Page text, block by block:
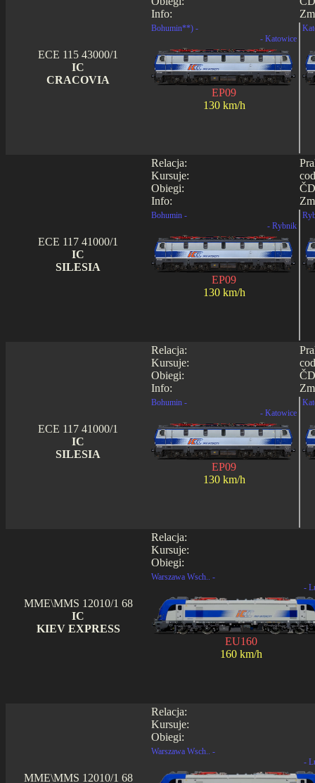
Info:
ECE 115 43000/1
IC
CRACOVIA
Bohumin**) -
- Katowice
EP09
130 km/h
Relacja:
Kursuje:
Obiegi:
Info:
ECE 117 41000/1
IC
SILESIA
Bohumin -
- Rybnik
EP09
130 km/h
Relacja:
Kursuje:
Obiegi:
Info:
ECE 117 41000/1
IC
SILESIA
Bohumin -
- Katowice
EP09
130 km/h
Relacja:
Kursuje:
Obiegi:
MME\MMS 12010/1 68
IC
KIEV EXPRESS
Warszawa Wsch.. -
-
EU160
160 km/h
Relacja:
Kursuje:
Obiegi:
MME\MMS 12010/1 68
Warszawa Wsch.. -
-